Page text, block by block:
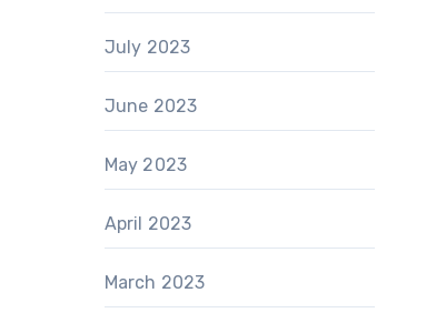
July 2023
June 2023
May 2023
April 2023
March 2023